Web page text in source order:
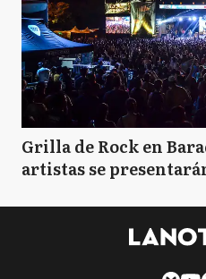
Grilla de Rock en
artistas se